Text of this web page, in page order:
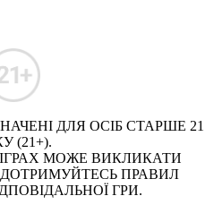
ДЛЯ ОСІБ СТАРШЕ 21
(21+).
МОЖЕ ВИКЛИКАТИ
ДОТРИМУЙТЕСЬ ПРАВИЛ
ГРИ.